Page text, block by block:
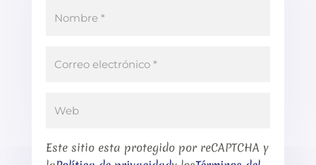
Este sitio esta protegido por reCAPTCHA y